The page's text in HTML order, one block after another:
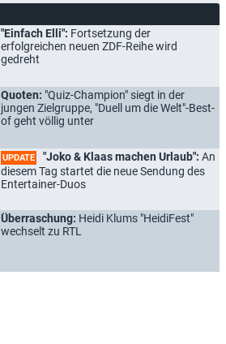
"Einfach Elli": Fortsetzung der
erfolgreichen neuen ZDF-Reihe wird
gedreht
Quoten: "Quiz-Champion" siegt in der
jungen Zielgruppe, "Duell um die Welt"-Best-
of geht völlig unter
UPDATE "Joko & Klaas machen Urlaub": An
diesem Tag startet die neue Sendung des
Entertainer-Duos
Überraschung: Heidi Klums "HeidiFest"
wechselt zu RTL